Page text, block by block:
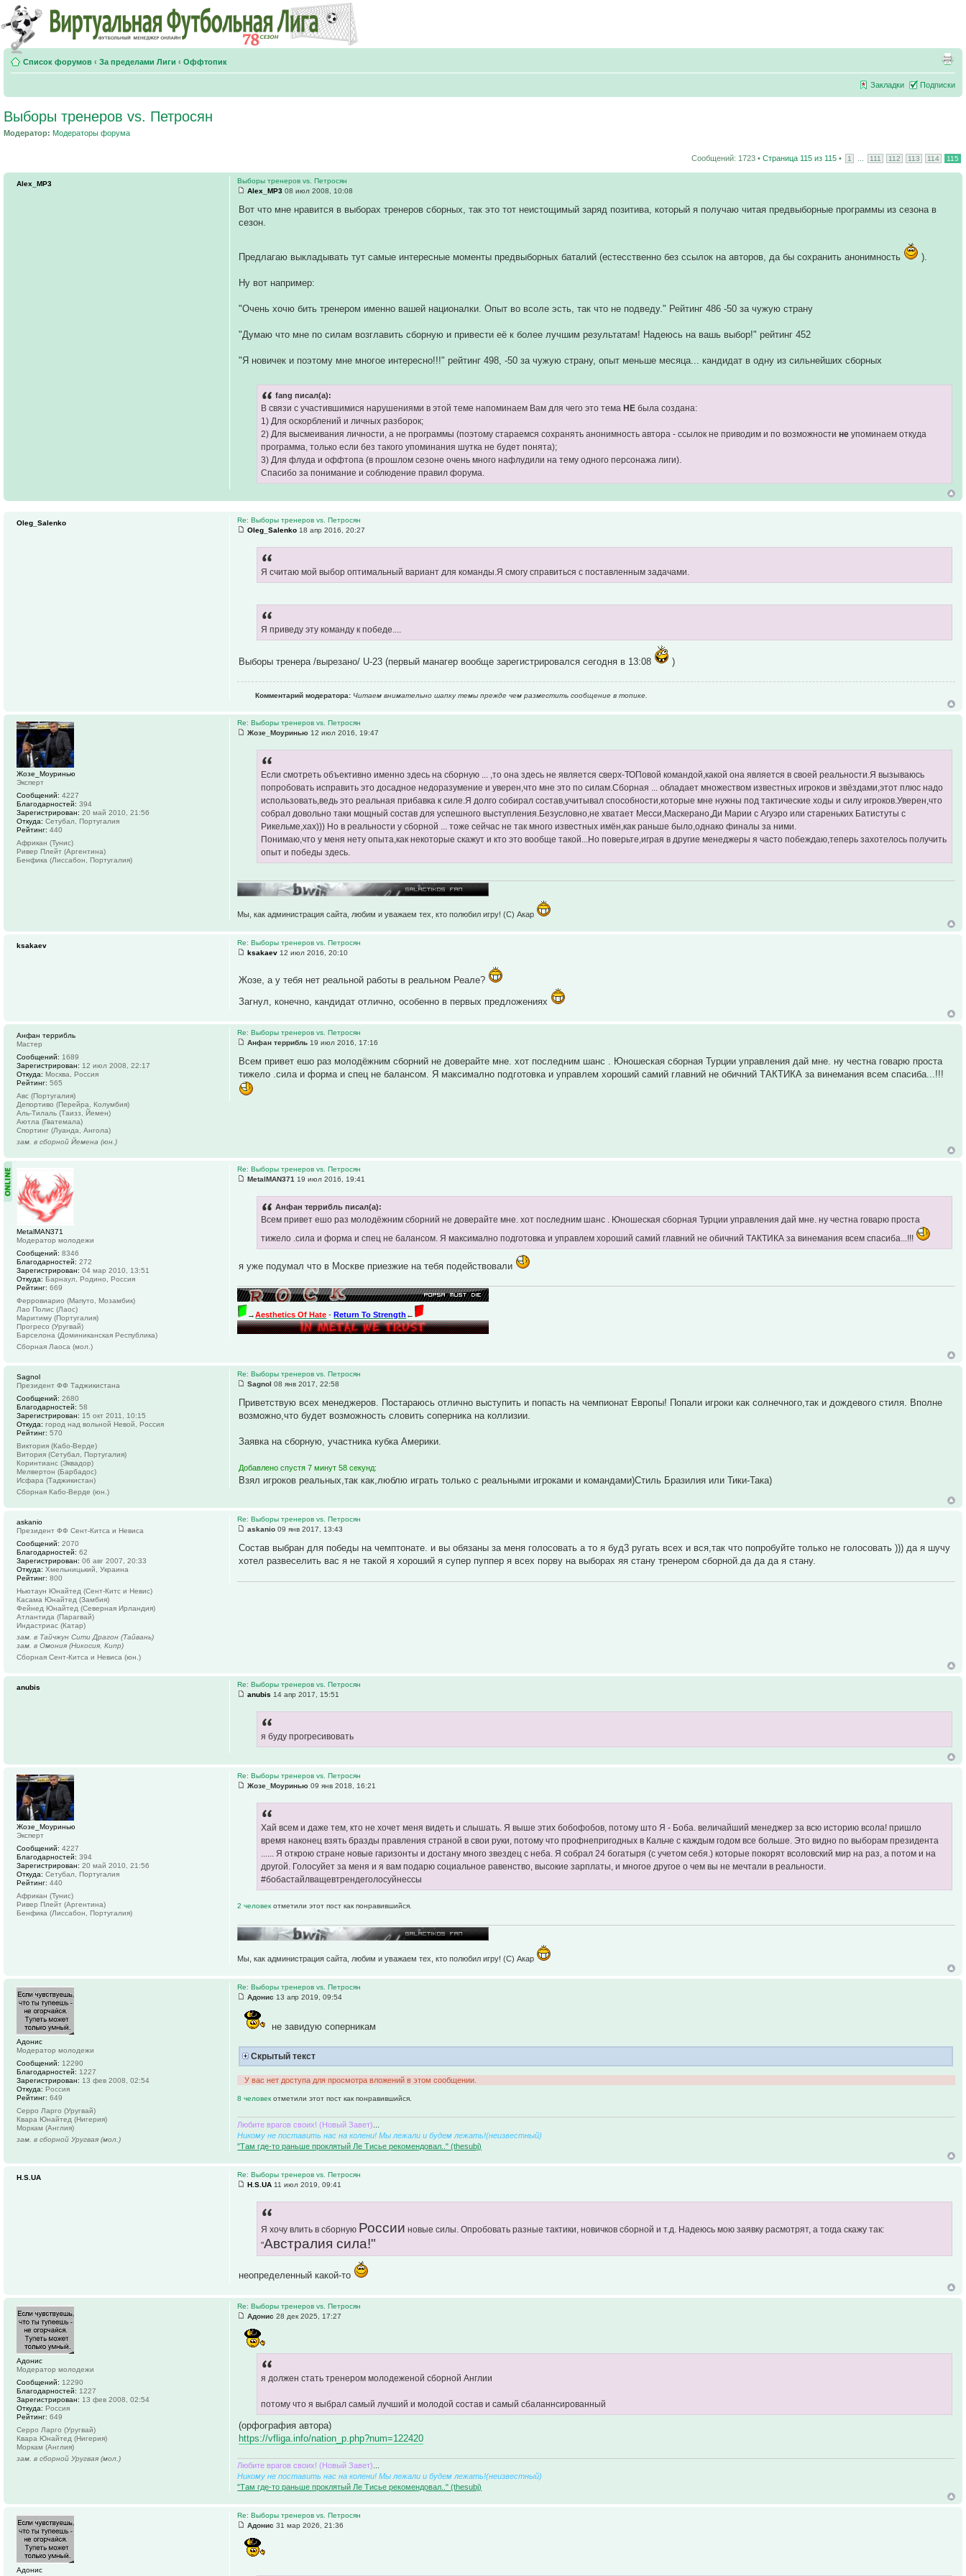
Список форумов ‹ За пределами Лиги ‹ Оффтопик
Закладки Подписки
Выборы тренеров vs. Петросян
Модератор: Модераторы форума
Сообщений: 1723 • Страница 115 из 115 • 1 111 112 113 114 115
Выборы тренеров vs. Петросян
Alex_MP3 08 июл 2008, 10:08
Вот что мне нравится в выборах тренеров сборных, так это тот неистощимый заряд позитива, который я получаю читая предвыборные программы из сезона в
сезон.
Предлагаю выкладывать тут самые интересные моменты предвыборных баталий (естесственно без ссылок на авторов, да бы сохранить анонимность ).
Ну вот например:
"Очень хочю бить тренером именно вашей националки. Опыт во всоле эсть, так что не подведу." Рейтинг 486 -50 за чужую страну
"Думаю что мне по силам возглавить сборную и привести её к более лучшим результатам! Надеюсь на вашь выбор!" рейтинг 452
"Я новичек и поэтому мне многое интересно!!!" рейтинг 498, -50 за чужую страну, опыт меньше месяца... кандидат в одну из сильнейших сборных
fang писал(а):
В связи с участившимися нарушениями в этой теме напоминаем Вам для чего это темаНЕ была создана:
1) Для оскорблений и личных разборок;
2) Для высмеивания личности, а не программы (поэтому стараемся сохранять анонимность автора - ссылок не приводим и по возможностине упоминаем откуда
программа, только если без такого упоминания шутка не будет понята);
3) Для флуда и оффтопа (в прошлом сезоне очень много нафлудили на тему одного персонажа лиги).
Спасибо за понимание и соблюдение правил форума.
Alex_MP3
Re: Выборы тренеров vs. Петросян
Oleg_Salenko 18 апр 2016, 20:27
Я считаю мой выбор оптимальный вариант для команды.Я смогу справиться с поставленным задачами.
Я приведу эту команду к победе....
Выборы тренера /вырезано/ U-23 (первый манагер вообще зарегистрировался сегодня в 13:08 )
Комментарий модератора: Читаем внимательно шапку темы прежде чем разместить сообщение в топике.
Oleg_Salenko
Re: Выборы тренеров vs. Петросян
Жозе_Моуринью 12 июл 2016, 19:47
Если смотреть объективно именно здесь на сборную ... ,то она здесь не является сверх-ТОПовой командой,какой она является в своей реальности.Я вызываюсь
попробовать исправить это досадное недоразумение и уверен,что мне это по силам.Сборная ... обладает множеством известных игроков и звёздами,этот плюс надо
использовать,ведь это реальная прибавка к силе.Я долго собирал состав,учитывал способности,которые мне нужны под тактические ходы и силу игроков.Уверен,что
собрал довольно таки мощный состав для успешного выступления.Безусловно,не хватает Месси,Маскерано,Ди Марии с Агуэро или стареньких Батистуты с
Рикельме,хах))) Но в реальности у сборной ... тоже сейчас не так много известных имён,как раньше было,однако финалы за ними.
Понимаю,что у меня нету опыта,как некоторые скажут и кто это вообще такой...Но поверьте,играя в другие менеджеры я часто побеждаю,теперь захотелось получить
опыт и победы здесь.
Мы, как администрация сайта, любим и уважаем тех, кто полюбил игру! (C) Акар
Жозе_Моуринью
Эксперт
Сообщений: 4227
Благодарностей: 394
Зарегистрирован: 20 май 2010, 21:56
Откуда: Сетубал, Португалия
Рейтинг: 440
Африкан (Тунис)
Ривер Плейт (Аргентина)
Бенфика (Лиссабон, Португалия)
Re: Выборы тренеров vs. Петросян
ksakaev 12 июл 2016, 20:10
Жозе, а у тебя нет реальной работы в реальном Реале?
Загнул, конечно, кандидат отлично, особенно в первых предложениях
ksakaev
Re: Выборы тренеров vs. Петросян
Анфан террибль 19 июл 2016, 17:16
Всем привет ешо раз молодёжним сборний не доверайте мне. хот последним шанс . Юношеская сборная Турции управления дай мне. ну честна говарю проста
тижело .сила и форма и спец не балансом. Я максимално подготовка и управлем хороший самий главний не обичний ТАКТИКА за винемания всем спасиба...!!!
Анфан террибль
Мастер
Сообщений: 1689
Зарегистрирован: 12 июл 2008, 22:17
Откуда: Москва, Россия
Рейтинг: 565
Авс (Португалия)
Депортиво (Перейра, Колумбия)
Аль-Тилаль (Таизз, Йемен)
Аютла (Гватемала)
Спортинг (Луанда, Ангола)
зам. в сборной Йемена (юн.)
Re: Выборы тренеров vs. Петросян
MetalMAN371 19 июл 2016, 19:41
Анфан террибль писал(а):
Всем привет ешо раз молодёжним сборний не доверайте мне. хот последним шанс . Юношеская сборная Турции управления дай мне. ну честна говарю проста
тижело .сила и форма и спец не балансом. Я максимално подготовка и управлем хороший самий главний не обичний ТАКТИКА за винемания всем спасиба...!!!
я уже подумал что в Москве приезжие на тебя подействовали
→Aesthetics Of Hate -Return To Strength ←
MetalMAN371
Модератор молодежи
Сообщений: 8346
Благодарностей: 272
Зарегистрирован: 04 мар 2010, 13:51
Откуда: Барнаул, Родино, Россия
Рейтинг: 669
Ферровиарио (Мапуто, Мозамбик)
Лао Полис (Лаос)
Маритиму (Португалия)
Прогресо (Уругвай)
Барселона (Доминиканская Республика)
Сборная Лаоса (мол.)
Re: Выборы тренеров vs. Петросян
Sagnol 08 янв 2017, 22:58
Приветствую всех менеджеров. Постараюсь отлично выступить и попасть на чемпионат Европы! Попали игроки как солнечного,так и дождевого стиля. Вполне
возможно,что будет возможность словить соперника на коллизии.
Заявка на сборную, участника кубка Америки.
Добавлено спустя 7 минут 58 секунд:
Взял игроков реальных,так как,люблю играть только с реальными игроками и командами)Стиль Бразилия или Тики-Така)
Sagnol
Президент ФФ Таджикистана
Сообщений: 2680
Благодарностей: 58
Зарегистрирован: 15 окт 2011, 10:15
Откуда: город над вольной Невой, Россия
Рейтинг: 570
Виктория (Кабо-Верде)
Витория (Сетубал, Португалия)
Коринтианс (Эквадор)
Мелвертон (Барбадос)
Исфара (Таджикистан)
Сборная Кабо-Верде (юн.)
Re: Выборы тренеров vs. Петросян
askanio 09 янв 2017, 13:43
Состав выбран для победы на чемптонате. и вы обязаны за меня голосовать а то я буд3 ругать всех и вся,так что попробуйте только не голосовать ))) да я шучу
хотел развеселить вас я не такой я хороший я супер пуппер я всех порву на выборах яя стану тренером сборной.да да да я стану.
askanio
Президент ФФ Сент-Китса и Невиса
Сообщений: 2070
Благодарностей: 62
Зарегистрирован: 06 авг 2007, 20:33
Откуда: Хмельницький, Украина
Рейтинг: 800
Ньютаун Юнайтед (Сент-Китс и Невис)
Касама Юнайтед (Замбия)
Фейнед Юнайтед (Северная Ирландия)
Атлантида (Парагвай)
Индастриас (Катар)
зам. в Тайчжун Сити Драгон (Тайвань)
зам. в Омония (Никосия, Кипр)
Сборная Сент-Китса и Невиса (юн.)
Re: Выборы тренеров vs. Петросян
anubis 14 апр 2017, 15:51
я буду прогресивовать
anubis
Re: Выборы тренеров vs. Петросян
Жозе_Моуринью 09 янв 2018, 16:21
Хай всем и даже тем, кто не хочет меня видеть и слышать. Я выше этих бобофобов, потому што Я - Боба. величайший менеджер за всю историю всола! пришло
время наконец взять бразды правления страной в свои руки, потому что профнепригодных в Кальче с каждым годом все больше. Это видно по выборам президента
...... Я открою стране новые гаризонты и достану много звездец с неба. Я собрал 24 богатыря (с учетом себя.) которые покорят всоловский мир на раз, а потом и на
другой. Голосуйет за меня и я вам подарю социальное равенство, высокие зарплаты, и многое другое о чем вы не мечтали в реальности.
#бобастайлващевтрендеголосуйнессы
2 человекотметили этот пост как понравившийся.
Мы, как администрация сайта, любим и уважаем тех, кто полюбил игру! (C) Акар
Жозе_Моуринью
Эксперт
Сообщений: 4227
Благодарностей: 394
Зарегистрирован: 20 май 2010, 21:56
Откуда: Сетубал, Португалия
Рейтинг: 440
Африкан (Тунис)
Ривер Плейт (Аргентина)
Бенфика (Лиссабон, Португалия)
Re: Выборы тренеров vs. Петросян
Адонис 13 апр 2019, 09:54
не завидую соперникам
Скрытый текст
У вас нет доступа для просмотра вложений в этом сообщении.
8 человекотметили этот пост как понравившийся.
Любите врагов своих! (Новый Завет)
Никому не поставить нас на колени! Мы лежали и будем лежать!(неизвестный)
"Там где-то раньше проклятый Ле Тисье рекомендовал.." (thesubj)
Адонис
Модератор молодежи
Сообщений: 12290
Благодарностей: 1227
Зарегистрирован: 13 фев 2008, 02:54
Откуда: Россия
Рейтинг: 649
Серро Ларго (Уругвай)
Квара Юнайтед (Нигерия)
Моркам (Англия)
зам. в сборной Уругвая (мол.)
Re: Выборы тренеров vs. Петросян
H.S.UA 11 июл 2019, 09:41
Я хочу влить в сборную России новые силы. Опробовать разные тактики, новичков сборной и т.д. Надеюсь мою заявку расмотрят, а тогда скажу так:
"Австралия сила!"
неопределенный какой-то
H.S.UA
Re: Выборы тренеров vs. Петросян
Адонис 28 дек 2025, 17:27
я должен стать тренером молодеженой сборной Англии
потому что я выбрал самый лучший и молодой состав и самый сбаланнсированный
(орфография автора)
https://vfliga.info/nation_p.php?num=122420
Любите врагов своих! (Новый Завет)
Никому не поставить нас на колени! Мы лежали и будем лежать!(неизвестный)
"Там где-то раньше проклятый Ле Тисье рекомендовал.." (thesubj)
Адонис
Модератор молодежи
Сообщений: 12290
Благодарностей: 1227
Зарегистрирован: 13 фев 2008, 02:54
Откуда: Россия
Рейтинг: 649
Серро Ларго (Уругвай)
Квара Юнайтед (Нигерия)
Моркам (Англия)
зам. в сборной Уругвая (мол.)
Re: Выборы тренеров vs. Петросян
Адонис 31 мар 2026, 21:36
Адонис